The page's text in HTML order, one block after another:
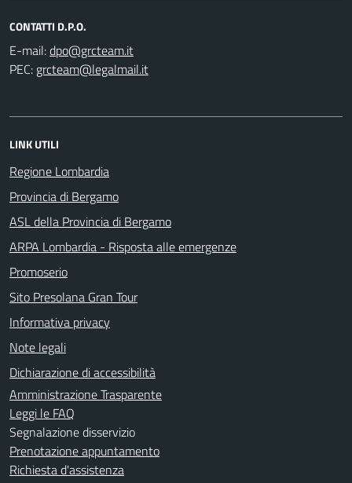
CONTATTI D.P.O.
E-mail:
PEC:
LINK UTILI
Regione Lombardia
Provincia di Bergamo
ASL della Provincia di Bergamo
ARPA Lombardia - Risposta alle emergenze
Promoserio
Sito Presolana Gran Tour
Informativa privacy
Note legali
Dichiarazione di accessibilità
Amministrazione Trasparente
Leggi le FAQ
Segnalazione disservizio
Prenotazione appuntamento
Richiesta d'assistenza